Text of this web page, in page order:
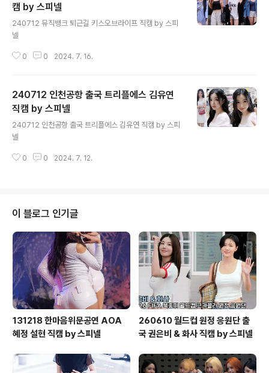
캠 by 스피넬
240712 뮤직뱅크 퇴근길 키스오브라이프 직캠 by 스피
넬
0 0 2024. 7. 16.
240712 인천공항 출국 트리플에스 김유연
직캠 by 스피넬
240712 인천공항 출국 트리플에스 김유연 직캠 by 스피
넬
0 0 2024. 7. 12.
이 블로그 인기글
131218 한마음위문공연 AOA
혜정 설현 직캠 by 스피넬
260610 월드컵 원정 응원단 출
국 권은비 & 화사 직캠 by 스피넬